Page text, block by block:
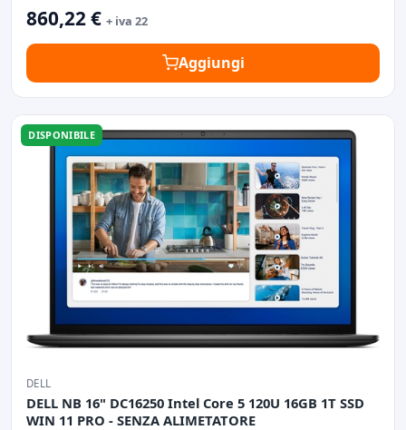
860,22 € + iva 22
Aggiungi
DISPONIBILE
DELL
DELL NB 16" DC16250 Intel Core 5 120U 16GB 1T SSD
WIN 11 PRO - SENZA ALIMETATORE